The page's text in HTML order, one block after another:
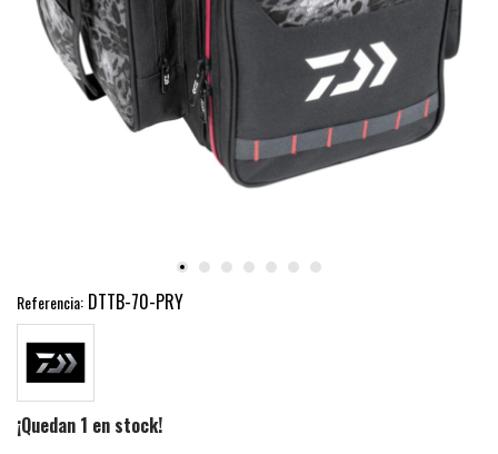
Referencia: DTTB-70-PRY
¡Quedan 1 en stock!